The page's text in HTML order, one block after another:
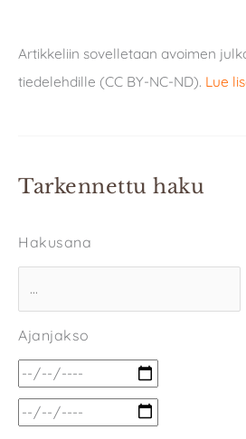
Artikkeliin sovelletaan avoimen
tiedelehdille (CC BY-NC-ND). Lue
Tarkennettu haku
Hakusana
Ajanjakso